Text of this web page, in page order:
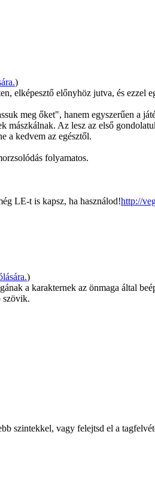
)
elképesztő előnyhöz jutva, és ezzel
meg őket", hanem egyszerűen a
mászkálnak. Az lesz az első
a kedvem az egésztől.
folyamatos.
LE-t is kapsz, ha használod!http://
)
a karakternek az önmaga által
szövik.
szintekkel, vagy felejtsd el a